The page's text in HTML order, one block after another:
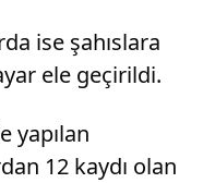
ise şahıslara
ele geçirildi.
yapılan
12 kaydı olan